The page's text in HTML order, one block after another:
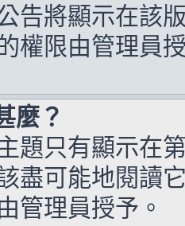
告將顯示在該
權限由管理員
麼？
題只有顯示在
盡可能地閱讀
管理員授予。